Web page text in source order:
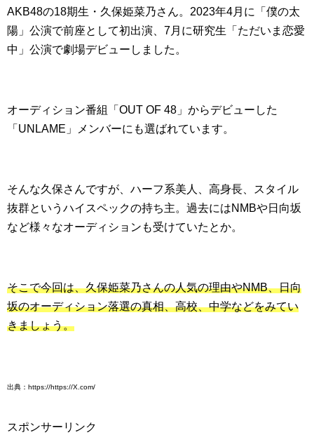
AKB48の18期生・久保姫菜乃さん。2023年4月に「僕の太
陽」公演で前座として初出演、7月に研究生「ただいま恋愛
中」公演で劇場デビューしました。
オーディション番組「OUT OF 48」からデビューした
「UNLAME」メンバーにも選ばれています。
そんな久保さんですが、ハーフ系美人、高身長、スタイル
抜群というハイスペックの持ち主。過去にはNMBや日向坂
など様々なオーディションも受けていたとか。
そこで今回は、久保姫菜乃さんの人気の理由やNMB、日向
坂のオーディション落選の真相、高校、中学などをみてい
きましょう。
出典：https://https://X.com/
スポンサーリンク